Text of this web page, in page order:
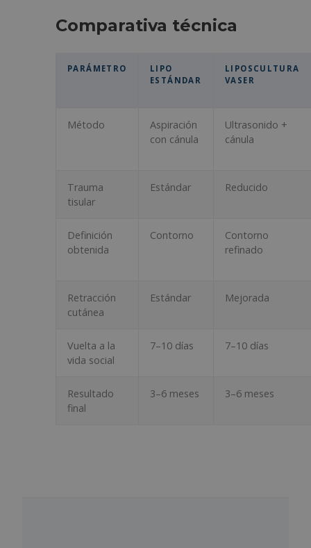
Comparativa técnica
PARÁMETRO
LIPO
ESTÁNDAR
LIPOSCULTURA
VASER
Método
Aspiración
con cánula
Ultrasonido +
cánula
Trauma
tisular
Estándar Reducido
Definición
obtenida
Contorno
Contorno
refinado
Retracción
cutánea
Estándar Mejorada
Vuelta a la
vida social
7–10 días 7–10 días
Resultado
final
3–6 meses 3–6 meses